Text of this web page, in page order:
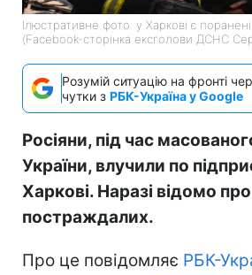
Ілюстративне фото: у Харкові є
(Facebook-сторінка ексголови ДСНС
Розумій ситуацію на фронті
чутки з РБК-Україна у Google
Росіяни, під час
України, влучили по
Харкові. Наразі відомо
постраждалих.
Про це повідомляє РБК-